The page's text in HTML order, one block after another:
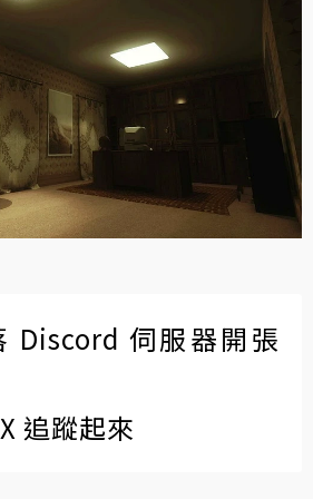
Discord 伺服器開張
追蹤起來